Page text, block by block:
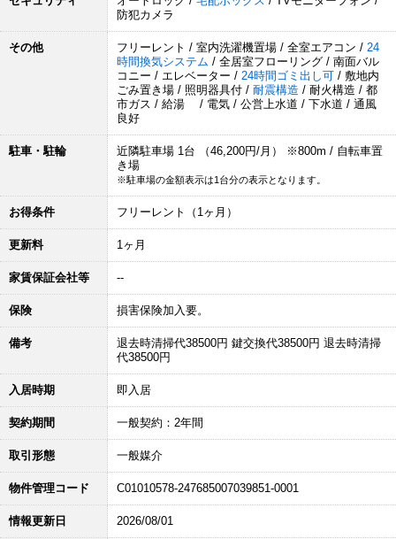
防犯カメラ
その他 フリーレント / 室内洗濯機置場 / 全室エアコン / 24
時間換気システム / 全居室フローリング / 南面バル
コニー / エレベーター / 24時間ゴミ出し可 / 敷地内
ごみ置き場 / 照明器具付 / 耐震構造 / 耐火構造 / 都
市ガス / 給湯 / 電気 / 公営上水道 / 下水道 / 通風
良好
駐車・駐輪
近隣駐車場 1台 （46,200円/月） ※800m / 自転車置
き場
※駐車場の金額表示は1台分の表示となります。
お得条件 フリーレント（1ヶ月）
更新料 1ヶ月
家賃保証会社等 --
保険 損害保険加入要。
備考
退去時清掃代38500円 鍵交換代38500円 退去時清掃
代38500円
入居時期 即入居
契約期間 一般契約：2年間
取引形態 一般媒介
物件管理コード C01010578-247685007039851-0001
情報更新日 2026/08/01